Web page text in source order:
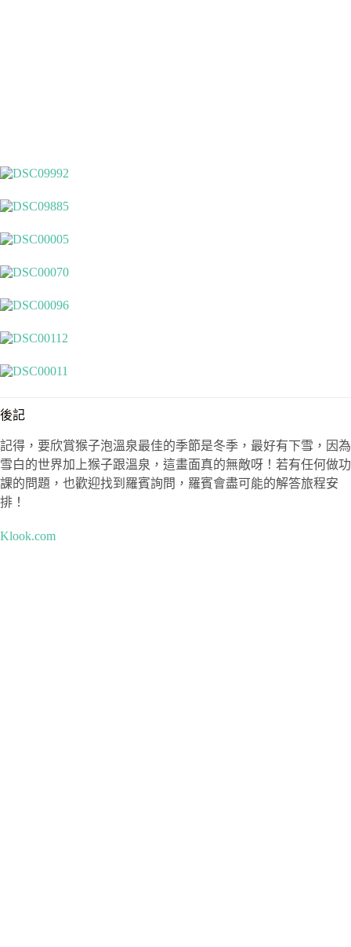
後記
記得，要欣賞猴子泡溫泉最佳的季節是冬季，最好有下雪，因為
雪白的世界加上猴子跟溫泉，這畫面真的無敵呀！若有任何做功
課的問題，也歡迎找到羅賓詢問，羅賓會盡可能的解答旅程安
排！
Klook.com